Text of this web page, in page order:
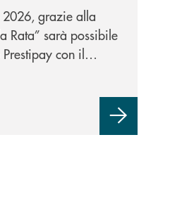
grazie alla
Rata” sarà possibile
con il